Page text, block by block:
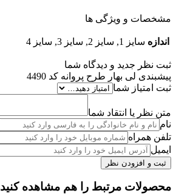
مشخصات و ویژگی ها
اندازه سایز 1, سایز 2, سایز 3, سایز 4
ثبت نظر جدید و دیدگاه شما
پیشبندی لی بهار طرح پروانه کد 4490
ثبت امتیاز شما
متن نظر یا انتقاد شما
نام
تلفن همراه
ایمیل
محصولات مرتبط را هم مشاهده کنید